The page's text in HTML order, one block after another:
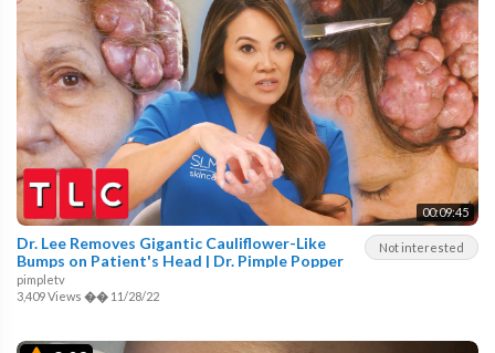
00:09:45
Not interested
Dr. Lee Removes Gigantic Cauliflower-Like
Bumps on Patient's Head | Dr. Pimple Popper
pimpletv
3,409 Views �� 11/28/22